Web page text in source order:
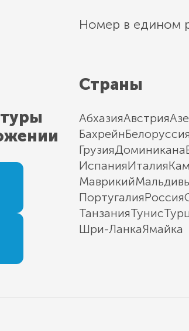
Номер в едином
Страны
АбхазияАвстрия
БахрейнБелоруссия
ГрузияДоминикана
ИспанияИталия
Маврикий
ПортугалияРоссия
ТанзанияТунис
Шри-ЛанкаЯмайка